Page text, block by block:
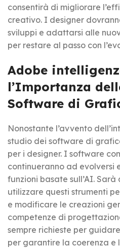
consentirà di migliorare
creativo. I designer
sviluppi e adattarsi alle
per restare al passo con
Adobe
l’Importanza
Software di
Nonostante l’avvento
studio dei software di
per i designer. I software
continueranno ad evolversi
funzioni basate sull’AI.
utilizzare questi strumenti
e modificare le creazioni
competenze di
sempre richieste per
per garantire la coerenza e